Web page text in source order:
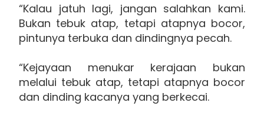
“Kalau jatuh lagi, jangan salahkan kami.
Bukan tebuk atap, tetapi atapnya bocor,
pintunya terbuka dan dindingnya pecah.
“Kejayaan menukar kerajaan bukan
melalui tebuk atap, tetapi atapnya bocor
dan dinding kacanya yang berkecai.